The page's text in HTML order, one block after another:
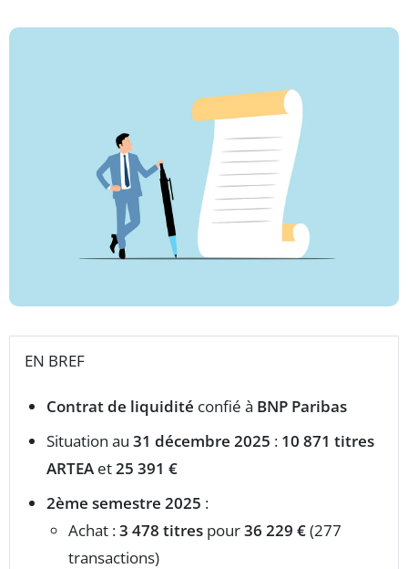
EN BREF
Contrat de liquidité confié à BNP Paribas
Situation au 31 décembre 2025 : 10 871 titres
ARTEA et25 391 €
2ème semestre 2025 :
Achat :3 478 titres pour36 229 €(277
transactions)